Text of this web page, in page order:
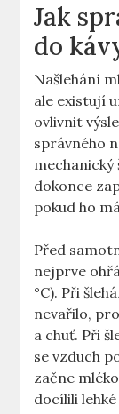
Jak⁣
⁤do
Našlehání
ale ‍existují
ovlivnit⁤
správného
⁤mechanický
dokonce
pokud ho
Před
nejprve
°C). Při
nevařilo,
a chuť. Při
se⁢ vzduch
začne​
⁣docílili lehké